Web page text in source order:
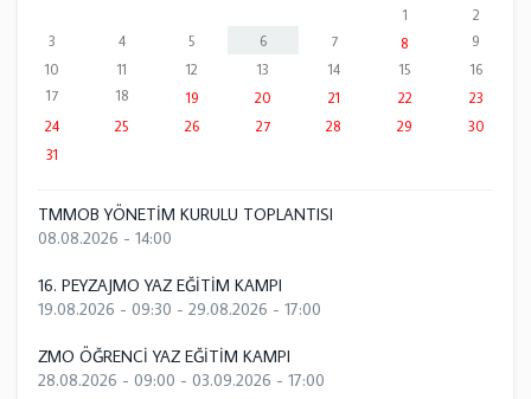
1
2
3
4 5 6 7 8
9
10
11 12 13 14 15
16
17
18 19 20 21 22
23
24
25 26 27 28 29
30
31
TMMOB YÖNETİM KURULU TOPLANTISI
08.08.2026 - 14:00
16. PEYZAJMO YAZ EĞİTİM KAMPI
19.08.2026 - 09:30 - 29.08.2026 - 17:00
ZMO ÖĞRENCİ YAZ EĞİTİM KAMPI
28.08.2026 - 09:00 - 03.09.2026 - 17:00